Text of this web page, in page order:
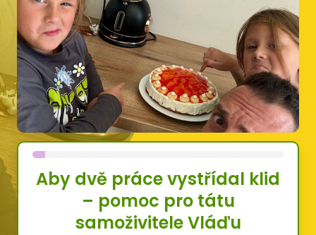
Aby dvě práce vystřídal klid
– pomoc pro tátu
samoživitele Vláďu